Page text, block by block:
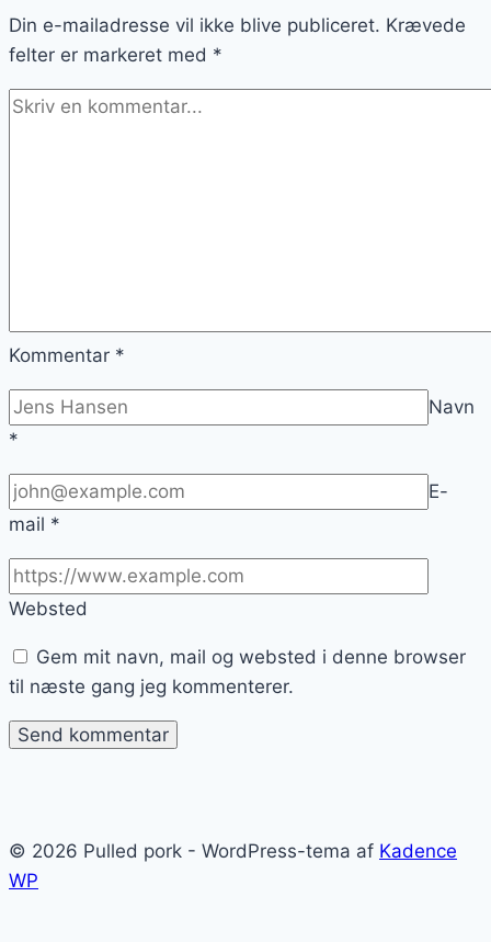
saucer
Din e-mailadresse vil ikke blive publiceret. Krævede
felter er markeret med *
Kommentar *
Navn
*
E-
mail *
Websted
Gem mit navn, mail og websted i denne browser
til næste gang jeg kommenterer.
© 2026 Pulled pork - WordPress-tema af Kadence
WP